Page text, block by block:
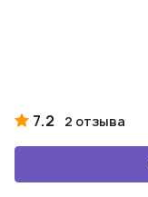
7.2 2 отзыва